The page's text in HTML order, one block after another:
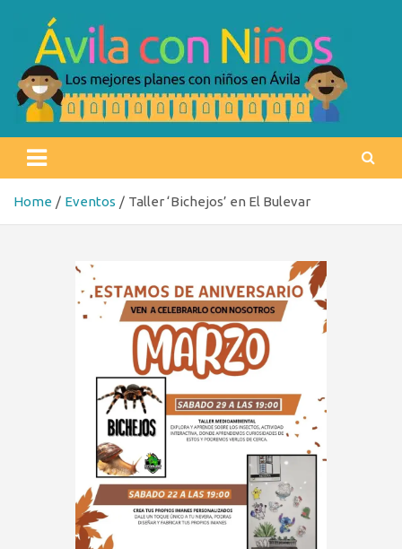
content
Ávila con niños
Home Eventos Taller ‘Bichejos’ en El Bulevar